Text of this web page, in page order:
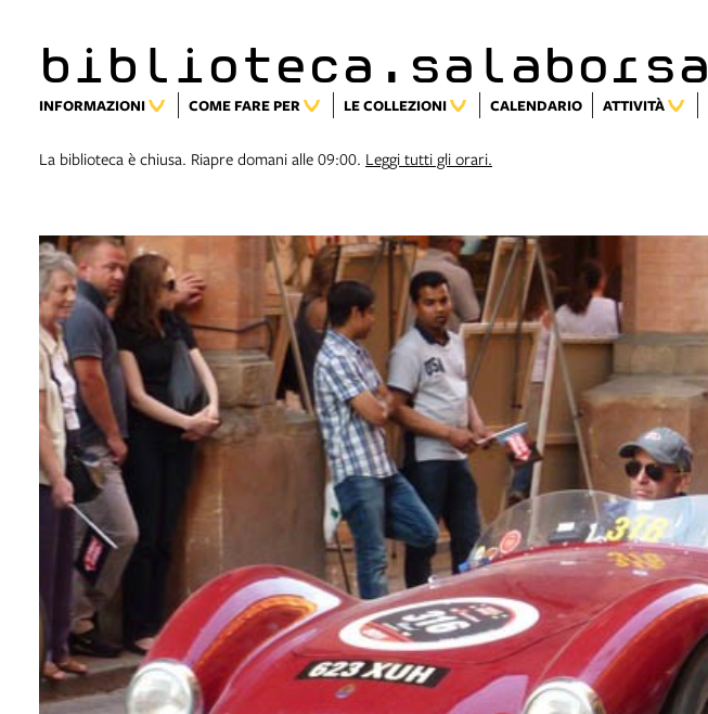
biblioteca.salaborsa
INFORMAZIONI COME FARE PER LE COLLEZIONI CALENDARIO ATTIVITÀ
La biblioteca è chiusa. Riapre domani alle 09:00. Leggi tutti gli orari.